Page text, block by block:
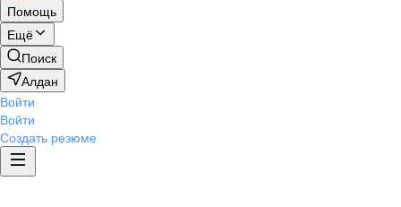
Помощь
Ещё
Поиск
Алдан
Войти
Войти
Создать резюме